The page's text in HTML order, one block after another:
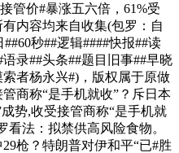
管价#暴涨五六倍，61%受
内容均来自收集(包罗：自
秒##逻辑####快报##读
录##头条##题目旧事##早晓
者杨永兴#)，版权属于原做
商称“是手机就收”？斥日本
势,收受接管商称“是手机就
看法：拟禁供高风险食物。
枪？特朗普对伊和平“已#胜